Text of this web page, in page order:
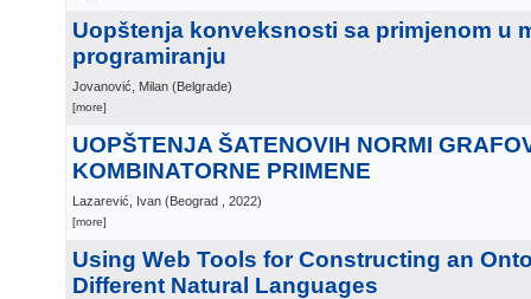
Uopštenja konveksnosti sa primjenom u
programiranju
Jovanović, Milan (Belgrade)
[more]
UOPŠTENJA ŠATENOVIH NORMI
KOMBINATORNE PRIMENE
Lazarević, Ivan (Beograd , 2022)
[more]
Using Web Tools for Constructing an
Different Natural Languages